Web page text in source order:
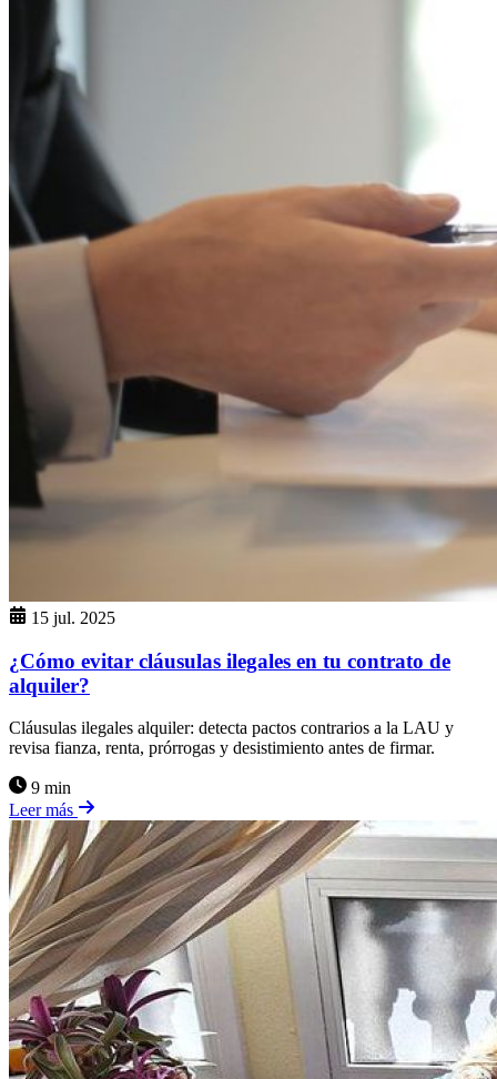
15 jul. 2025
¿Cómo evitar cláusulas ilegales en tu contrato de
alquiler?
Cláusulas ilegales alquiler: detecta pactos contrarios a la LAU y
revisa fianza, renta, prórrogas y desistimiento antes de firmar.
9 min
Leer más